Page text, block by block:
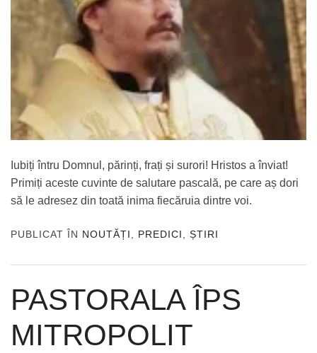
Iubiți întru Domnul, părinți, frați și surori! Hristos a înviat!
Primiți aceste cuvinte de salutare pascală, pe care aș dori
să le adresez din toată inima fiecăruia dintre voi.
PUBLICAT ÎN NOUTĂȚI, PREDICI, ȘTIRI
PASTORALA ÎPS
MITROPOLIT